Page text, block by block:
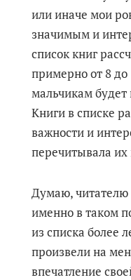
или иначе мои
значимым и
список книг
примерно от 8 до
мальчикам будет
Книги в списке
важности и
перечитывала их
Думаю, читателю
именно в таком
из списка более
произвели на
впечатление